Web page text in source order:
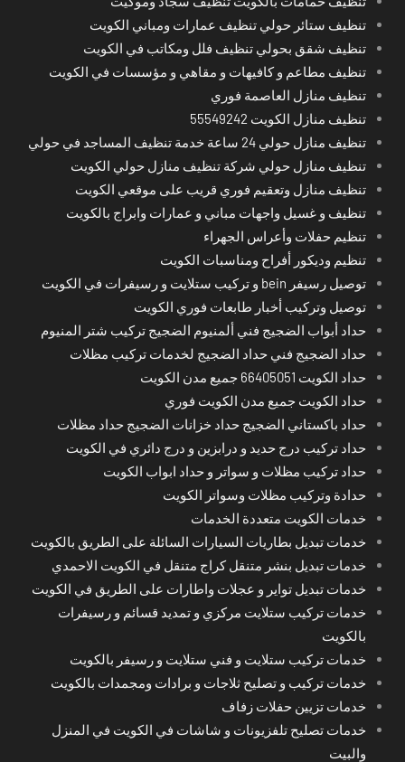
تنظيف ستائر حولي تنظيف عمارات ومباني الكويت
تنظيف شقق بحولي تنظيف فلل ومكاتب في الكويت
تنظيف مطاعم و كافيهات و مقاهي و مؤسسات في الكويت
تنظيف منازل العاصمة فوري
تنظيف منازل الكويت 55549242
تنظيف منازل حولي 24 ساعة خدمة تنظيف المساجد في حولي
تنظيف منازل حولي شركة تنظيف منازل حولي الكويت
تنظيف منازل وتعقيم فوري قريب على موقعي الكويت
تنظيف و غسيل واجهات مباني و عمارات وابراج بالكويت
تنظيم حفلات وأعراس الجهراء
تنظيم وديكور أفراح ومناسبات الكويت
توصيل رسيفر bein و تركيب ستلايت و رسيفرات في الكويت
توصيل وتركيب أخبار طابعات فوري الكويت
حداد أبواب الضجيج فني ألمنيوم الضجيج تركيب شتر المنيوم
حداد الضجيج فني حداد الضجيج لخدمات تركيب مظلات
حداد الكويت 66405051 جميع مدن الكويت
حداد الكويت جميع مدن الكويت فوري
حداد باكستاني الضجيج حداد خزانات الضجيج حداد مظلات
حداد تركيب درج حديد و درابزين و درج دائري في الكويت
حداد تركيب مظلات و سواتر و حداد ابواب الكويت
حدادة وتركيب مظلات وسواتر الكويت
خدمات الكويت متعددة الخدمات
خدمات تبديل بطاريات السيارات السائلة على الطريق بالكويت
خدمات تبديل بنشر متنقل كراج متنقل في الكويت الاحمدي
خدمات تبديل تواير و عجلات واطارات على الطريق في الكويت
خدمات تركيب ستلايت مركزي و تمديد قسائم و رسيفرات
بالكويت
خدمات تركيب ستلايت و فني ستلايت و رسيفر بالكويت
خدمات تركيب و تصليح ثلاجات و برادات ومجمدات بالكويت
خدمات تزيين حفلات زفاف
خدمات تصليح تلفزيونات و شاشات في الكويت في المنزل
والبيت